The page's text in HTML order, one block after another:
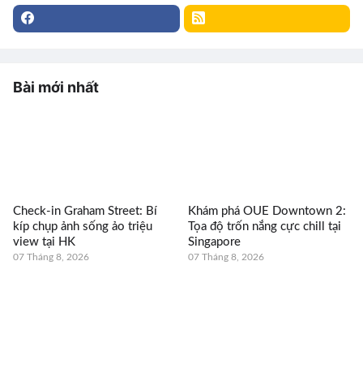
Bài mới nhất
Check-in Graham Street: Bí
kíp chụp ảnh sống ảo triệu
view tại HK
07 Tháng 8, 2026
Khám phá OUE Downtown 2:
Tọa độ trốn nắng cực chill tại
Singapore
07 Tháng 8, 2026